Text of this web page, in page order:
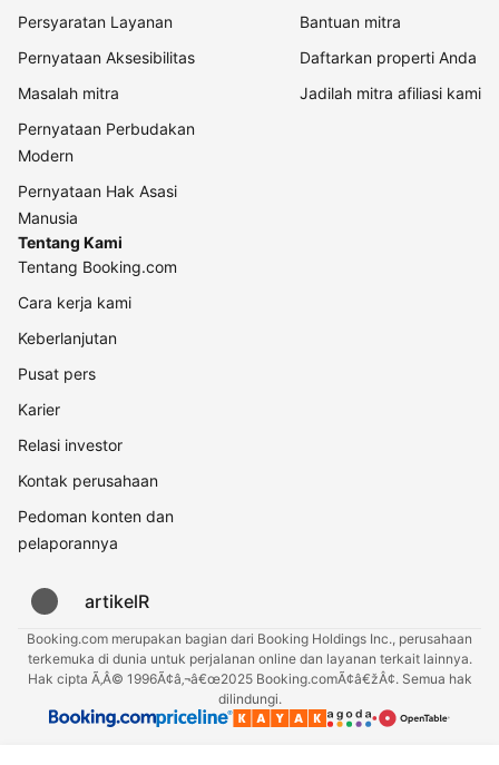
Persyaratan Layanan
Pernyataan Aksesibilitas
Masalah mitra
Pernyataan Perbudakan
Modern
Pernyataan Hak Asasi
Manusia
Bantuan mitra
Daftarkan properti Anda
Jadilah mitra afiliasi kami
Tentang Kami
Tentang Booking.com
Cara kerja kami
Keberlanjutan
Pusat pers
Karier
Relasi investor
Kontak perusahaan
Pedoman konten dan
pelaporannya
artikelR
Booking.com merupakan bagian dari Booking Holdings Inc., perusahaan
terkemuka di dunia untuk perjalanan online dan layanan terkait lainnya.
Hak cipta Ã‚Â© 1996Ã¢â‚¬â€œ2025 Booking.comÃ¢â€žÂ¢. Semua hak
dilindungi.